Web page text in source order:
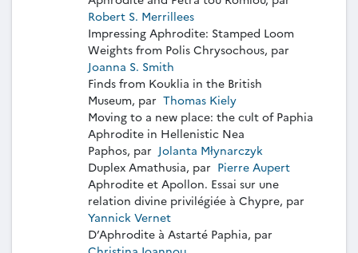
Robert S. Merrillees
Impressing Aphrodite: Stamped Loom
Weights from Polis Chrysochous, par
Joanna S. Smith
Finds from Kouklia in the British
Museum, par Thomas Kiely
Moving to a new place: the cult of Paphia
Aphrodite in Hellenistic Nea
Paphos, par Jolanta Młynarczyk
Duplex Amathusia, par Pierre Aupert
Aphrodite et Apollon. Essai sur une
relation divine privilégiée à Chypre, par
Yannick Vernet
D’Aphrodite à Astarté Paphia, par